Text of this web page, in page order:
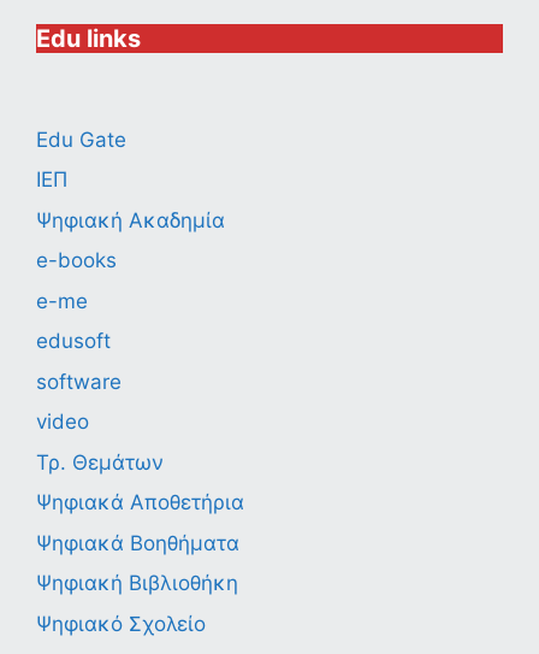
Edu links
Edu Gate
ΙΕΠ
Ψηφιακή Ακαδημία
e-books
e-me
edusoft
software
video
Τρ. Θεμάτων
Ψηφιακά Αποθετήρια
Ψηφιακά Βοηθήματα
Ψηφιακή Βιβλιοθήκη
Ψηφιακό Σχολείο